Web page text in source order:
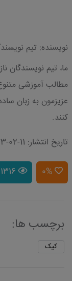
نویسنده: تیم
ما، تیم نویسندگان
مطالب آموزشی
عزیزمون به زبان
کنند.
تاریخ انتشار: 11-02-1403
0% 1316 نفر
برچسب ها:
کیک